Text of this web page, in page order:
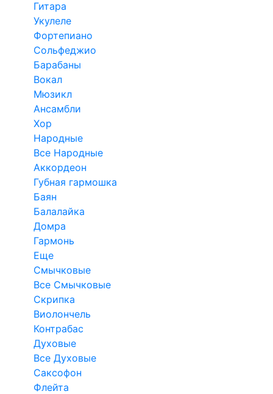
Гитара
Укулеле
Фортепиано
Сольфеджио
Барабаны
Вокал
Мюзикл
Ансамбли
Хор
Народные
Все Народные
Аккордеон
Губная гармошка
Баян
Балалайка
Домра
Гармонь
Еще
Смычковые
Все Смычковые
Скрипка
Виолончель
Контрабас
Духовые
Все Духовые
Саксофон
Флейта